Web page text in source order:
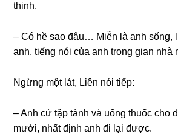
thinh.
– Có hề sao đâu… Miễn là anh sống,
anh, tiếng nói của anh trong gian nhà
Ngừng một lát, Liên nói tiếp:
– Anh cứ tập tành và uống thuốc cho
mười, nhất định anh đi lại được.